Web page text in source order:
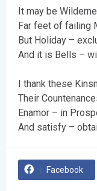
It may be
Far feet of failing
But Holiday –
And it is Bells –
I thank these
Their
Enamor – in
And satisfy –
Facebook